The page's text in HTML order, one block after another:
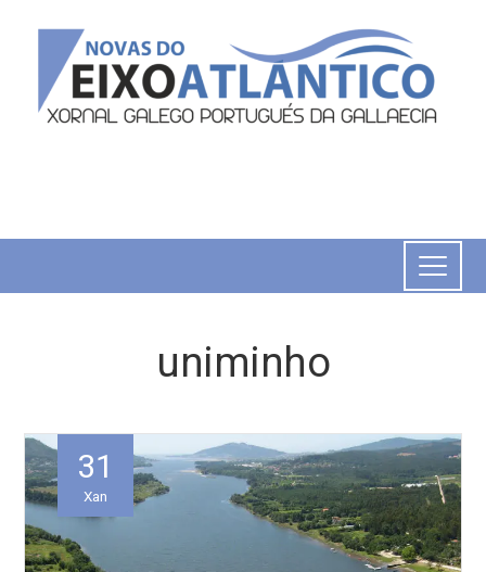
uniminho
31
Xan